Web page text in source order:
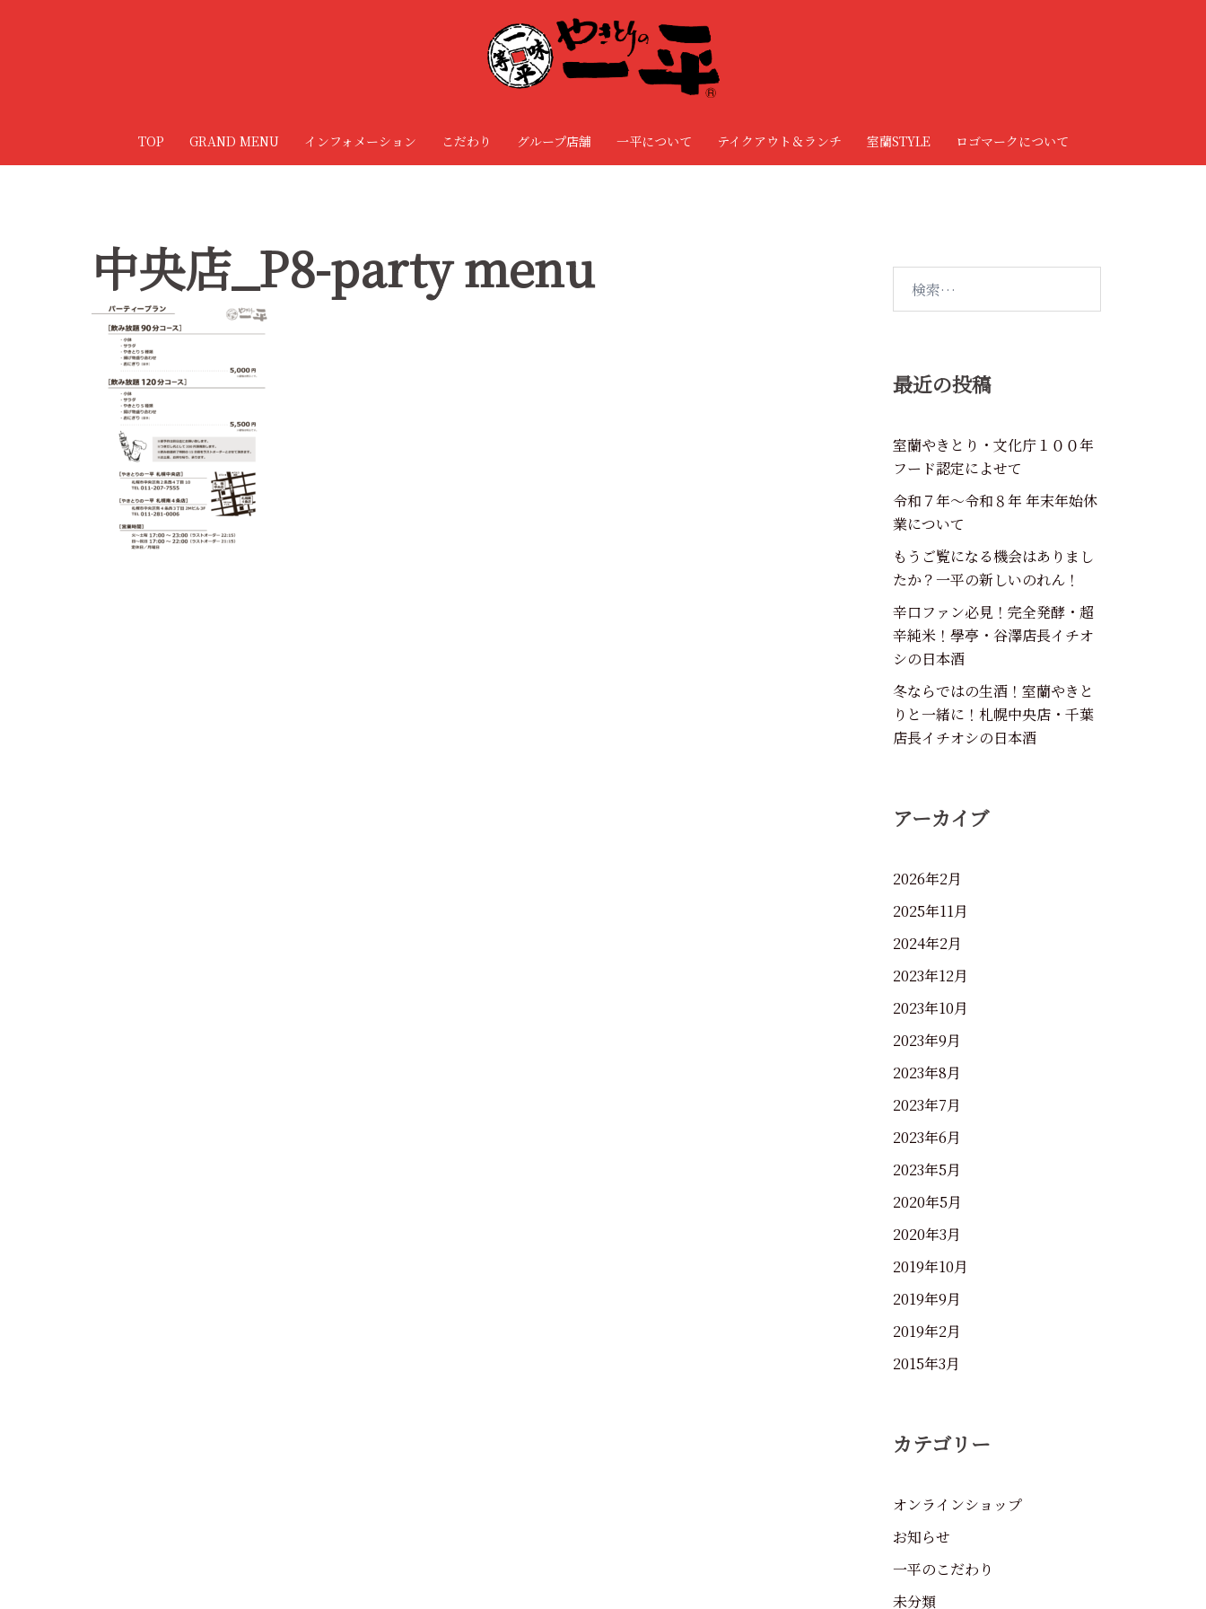
TOP GRAND MENU インフォメーション こだわり グループ店舗 一平について テイクアウト＆ランチ 室蘭STYLE ロゴマークについて
中央店_P8-party menu
最近の投稿
室蘭やきとり・文化庁１００年
フード認定によせて
令和７年～令和８年 年末年始休
業について
もうご覧になる機会はありまし
たか？一平の新しいのれん！
辛口ファン必見！完全発酵・超
辛純米！學亭・谷澤店長イチオ
シの日本酒
冬ならではの生酒！室蘭やきと
りと一緒に！札幌中央店・千葉
店長イチオシの日本酒
アーカイブ
2026年2月
2025年11月
2024年2月
2023年12月
2023年10月
2023年9月
2023年8月
2023年7月
2023年6月
2023年5月
2020年5月
2020年3月
2019年10月
2019年9月
2019年2月
2015年3月
カテゴリー
オンラインショップ
お知らせ
一平のこだわり
未分類